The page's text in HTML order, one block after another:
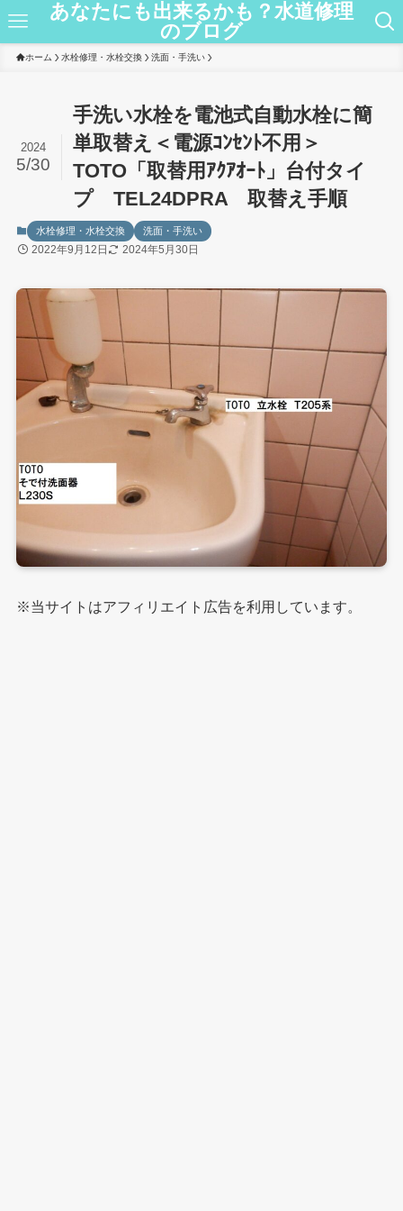
あなたにも出来るかも？水道修理
のブログ
ホーム 水栓修理・水栓交換 洗面・手洗い
手洗い水栓を電池式自動水栓に簡
単取替え＜電源ｺﾝｾﾝﾄ不用＞
TOTO「取替用ｱｸｱｵｰﾄ」台付タイ
プ TEL24DPRA 取替え手順
2024
5/30
水栓修理・水栓交換 洗面・手洗い
2022年9月12日 2024年5月30日
※当サイトはアフィリエイト広告を利用しています。